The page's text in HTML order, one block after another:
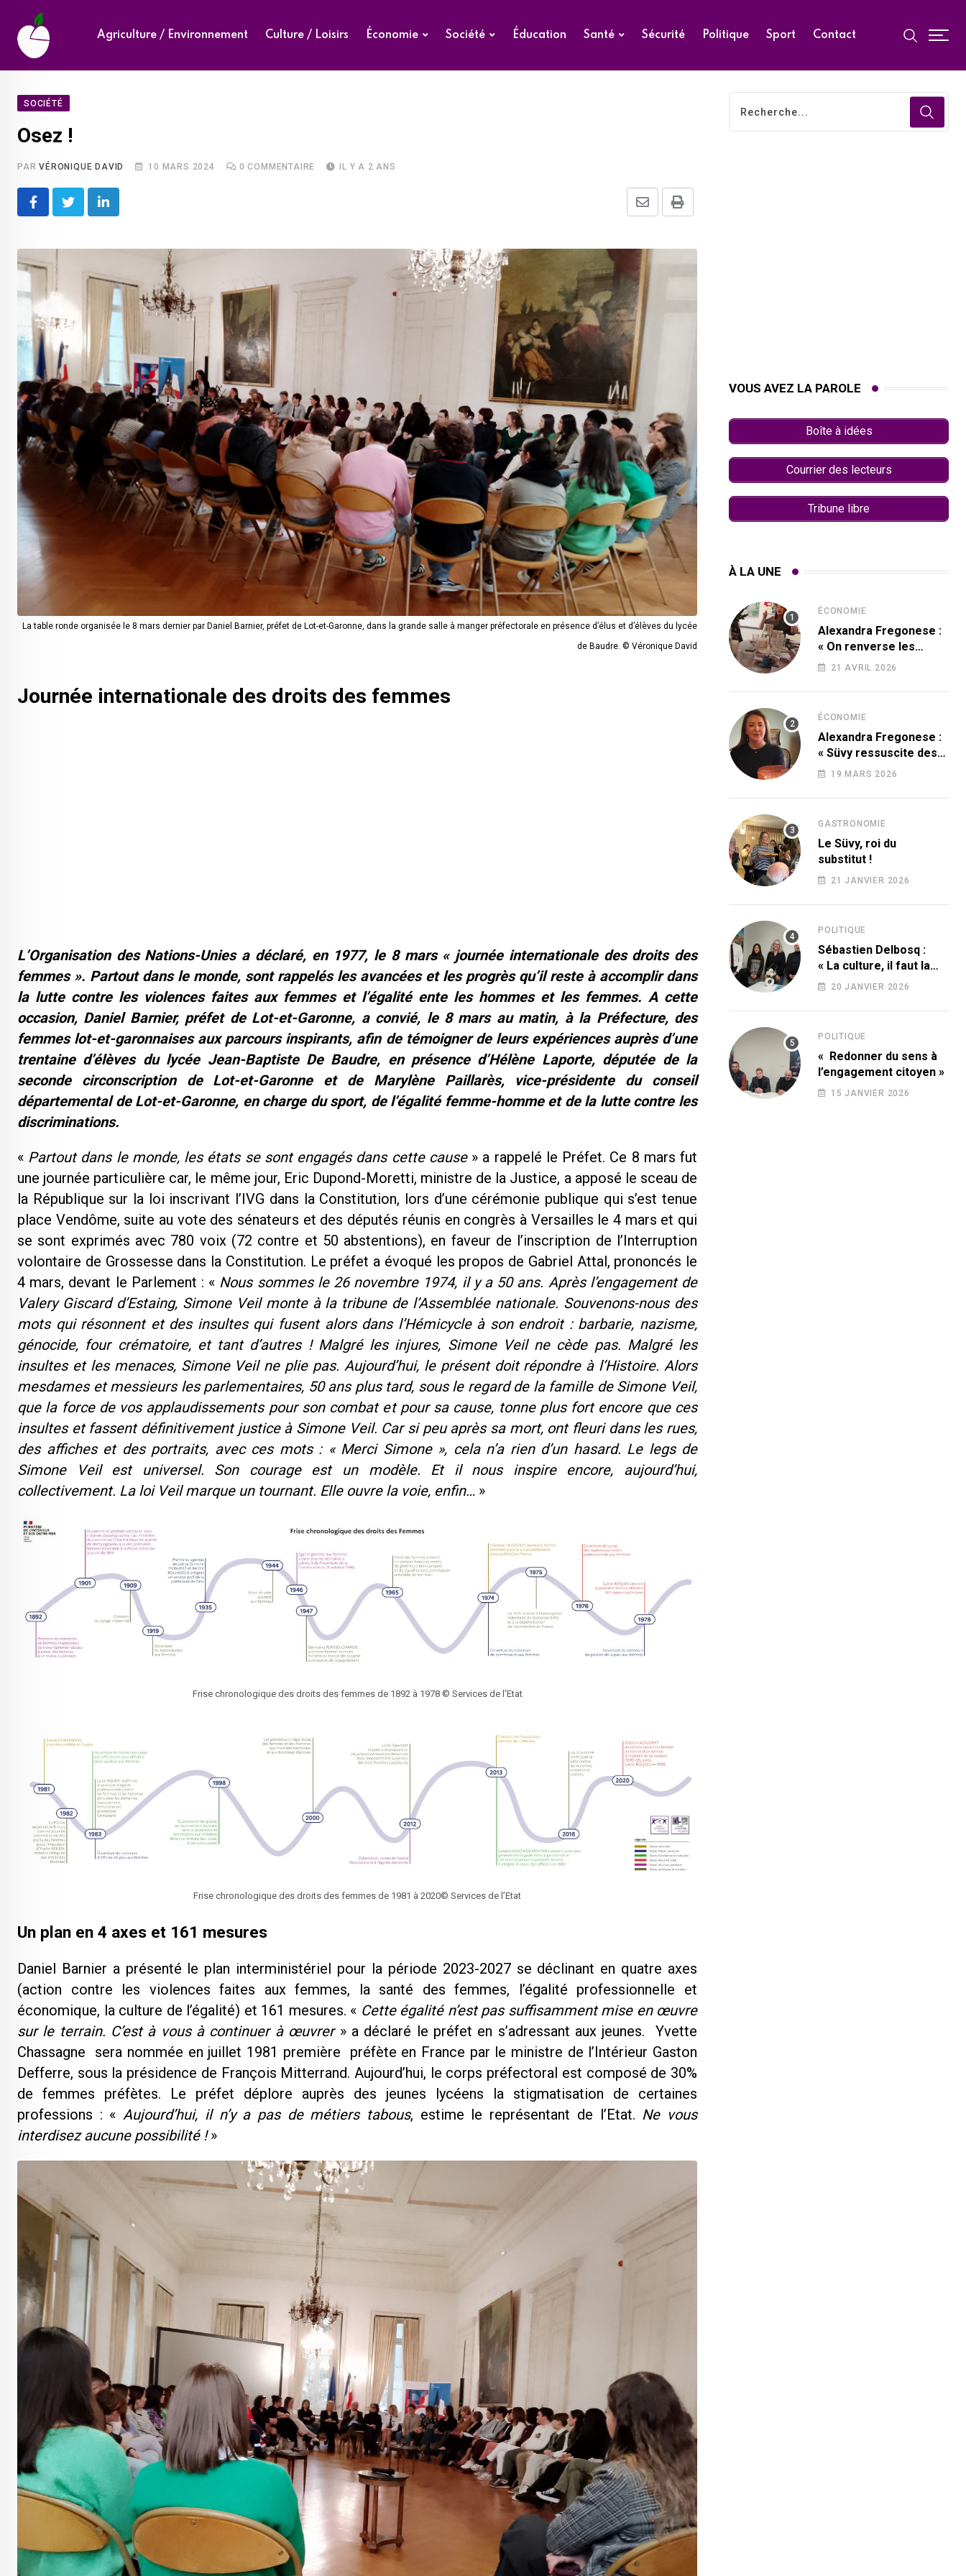
content
Agriculture / Environnement Culture / Loisirs Économie Société Éducation Santé Sécurité Politique Sport Contact
SOCIÉTÉ
Osez !
PARVÉRONIQUE DAVID 10 MARS 2024 0 COMMENTAIRE IL Y A 2 ANS
LinkedIn Print
Share
Email
La table ronde organisée le 8 mars dernier par Daniel Barnier, préfet de Lot-et-Garonne, dans la grande salle à manger préfectorale en présence d’élus et d’élèves du lycée
de Baudre. © Véronique David
Journée internationale des droits des femmes
L’Organisation des Nations-Unies a déclaré, en 1977, le 8 mars « journée internationale des droits des
femmes ». Partout dans le monde, sont rappelés les avancées et les progrès qu’il reste à accomplir dans
la lutte contre les violences faites aux femmes et l’égalité ente les hommes et les femmes. A cette
occasion, Daniel Barnier, préfet de Lot-et-Garonne, a convié, le 8 mars au matin, à la Préfecture, des
femmes lot-et-garonnaises aux parcours inspirants, afin de témoigner de leurs expériences auprès d’une
trentaine d’élèves du lycée Jean-Baptiste De Baudre, en présence d’Hélène Laporte, députée de la
seconde circonscription de Lot-et-Garonne et de Marylène Paillarès, vice-présidente du conseil
départemental de Lot-et-Garonne, en charge du sport, de l’égalité femme-homme et de la lutte contre les
discriminations.
« Partout dans le monde, les états se sont engagés dans cette cause» a rappelé le Préfet. Ce 8 mars fut
une journée particulière car, le même jour, Eric Dupond-Moretti, ministre de la Justice, a apposé le sceau de
la République sur la loi inscrivant l’IVG dans la Constitution, lors d’une cérémonie publique qui s’est tenue
place Vendôme, suite au vote des sénateurs et des députés réunis en congrès à Versailles le 4 mars et qui
se sont exprimés avec 780 voix (72 contre et 50 abstentions), en faveur de l’inscription de l’Interruption
volontaire de Grossesse dans la Constitution. Le préfet a évoqué les propos de Gabriel Attal, prononcés le
4 mars, devant le Parlement : « Nous sommes le 26 novembre 1974, il y a 50 ans. Après l’engagement de
Valery Giscard d’Estaing, Simone Veil monte à la tribune de l’Assemblée nationale. Souvenons-nous des
mots qui résonnent et des insultes qui fusent alors dans l’Hémicycle à son endroit : barbarie, nazisme,
génocide, four crématoire, et tant d’autres ! Malgré les injures, Simone Veil ne cède pas. Malgré les
insultes et les menaces, Simone Veil ne plie pas. Aujourd’hui, le présent doit répondre à l’Histoire. Alors
mesdames et messieurs les parlementaires, 50 ans plus tard, sous le regard de la famille de Simone Veil,
que la force de vos applaudissements pour son combat et pour sa cause, tonne plus fort encore que ces
insultes et fassent définitivement justice à Simone Veil. Car si peu après sa mort, ont fleuri dans les rues,
des affiches et des portraits, avec ces mots : « Merci Simone », cela n’a rien d’un hasard. Le legs de
Simone Veil est universel. Son courage est un modèle. Et il nous inspire encore, aujourd’hui,
collectivement. La loi Veil marque un tournant. Elle ouvre la voie, enfin… »
Frise chronologique des droits des femmes de 1892 à 1978 © Services de l’Etat
Frise chronologique des droits des femmes de 1981 à 2020© Services de l’Etat
Un plan en 4 axes et 161 mesures
Daniel Barnier a présenté le plan interministériel pour la période 2023-2027 se déclinant en quatre axes
(action contre les violences faites aux femmes, la santé des femmes, l’égalité professionnelle et
économique, la culture de l’égalité) et 161 mesures. « Cette égalité n’est pas suffisamment mise en œuvre
sur le terrain. C’est à vous à continuer à œuvrer» a déclaré le préfet en s’adressant aux jeunes. Yvette
Chassagne sera nommée en juillet 1981 première préfète en France par le ministre de l’Intérieur Gaston
Defferre, sous la présidence de François Mitterrand. Aujourd’hui, le corps préfectoral est composé de 30%
de femmes préfètes. Le préfet déplore auprès des jeunes lycéens la stigmatisation de certaines
professions : «Aujourd’hui, il n’y a pas de métiers tabous, estime le représentant de l’Etat. Ne vous
interdisez aucune possibilité !»
VOUS AVEZ LA PAROLE
Boîte à idées
Courrier des lecteurs
Tribune libre
À LA UNE
ÉCONOMIE
Alexandra Fregonese :
« On renverse les
codes » !
21 AVRIL 2026
ÉCONOMIE
Alexandra Fregonese :
« Süvy ressuscite des
produits condamnés
19 MARS 2026
GASTRONOMIE
Le Süvy, roi du
substitut !
21 JANVIER 2026
POLITIQUE
Sébastien Delbosq :
« La culture, il faut la
conquérir ! »
20 JANVIER 2026
POLITIQUE
« Redonner du sens à
l’engagement citoyen »
15 JANVIER 2026